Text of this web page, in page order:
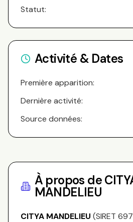
Statut:
Activité & Dates
Première apparition:
Dernière activité:
Source données:
À propos de
MANDELIEU
CITYA MANDELIEU (SIRET